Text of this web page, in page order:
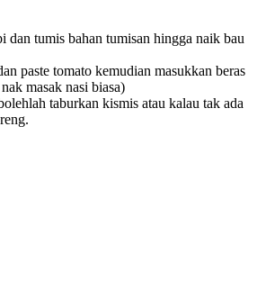
dan tumis bahan tumisan hingga naik bau
paste tomato kemudian masukkan beras
masak nasi biasa)
taburkan kismis atau kalau tak ada